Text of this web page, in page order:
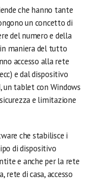
che hanno tante
un concetto di
del numero e della
maniera del tutto
accesso alla rete
e dal dispositivo
tablet con Windows
e limitazione
che stabilisce i
di dispositivo
e anche per la rete
di casa, accesso